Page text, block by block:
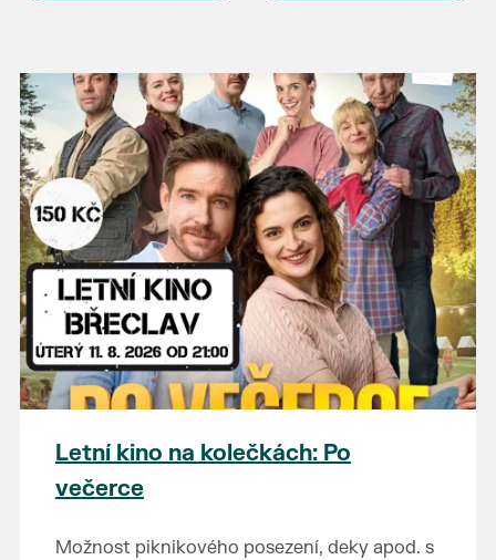
Letní kino na kolečkách: Po
večerce
Možnost piknikového posezení, deky apod. s